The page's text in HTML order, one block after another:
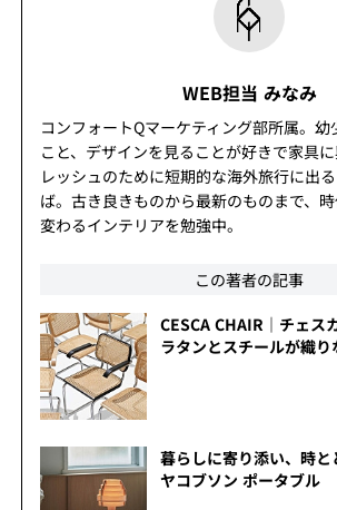
WEB担当 みなみ
コンフォートQマーケティング部所属。幼
こと、デザインを見ることが好きで家具
レッシュのために短期的な海外旅行に出
ば。古き良きものから最新のものまで、
変わるインテリアを勉強中。
この著者の記事
CESCA CHAIR｜チェス
ラタンとスチールが織
暮らしに寄り添い、時と
ヤコブソン ポータブル